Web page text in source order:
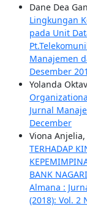
Dane Dea
Lingkungan
pada Unit
Manajemen
Desember
Yolanda
Jurnal
December
Viona
TERHADAP
BANK
Almana :
(2018): Vol. 2